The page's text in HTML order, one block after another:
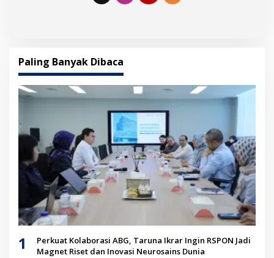
Paling Banyak Dibaca
1
Perkuat Kolaborasi ABG, Taruna Ikrar Ingin RSPON Jadi
Magnet Riset dan Inovasi Neurosains Dunia